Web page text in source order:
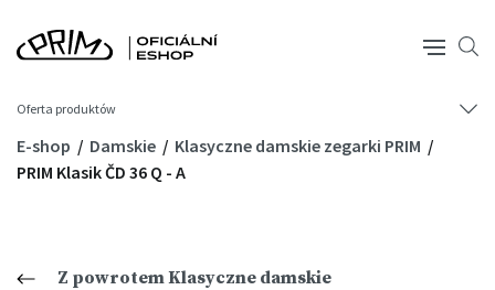
Oferta produktów
E-shop Damskie
Klasyczne damskie zegarki PRIM
PRIM Klasik ČD 36 Q - A
Z powrotem Klasyczne damskie